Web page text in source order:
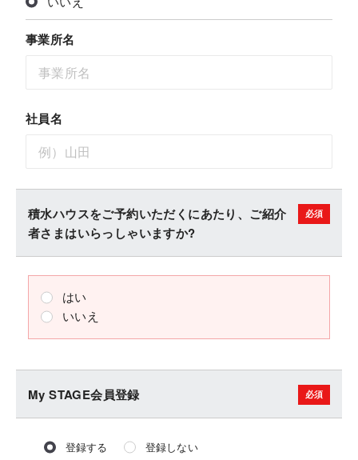
事業所名
社員名
積水ハウスをご予約いただくにあたり、ご紹介
者さまはいらっしゃいますか?
はい
いいえ
My STAGE会員登録
登録する 登録しない